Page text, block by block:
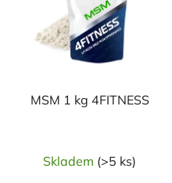
MSM 1 kg 4FITNESS
Skladem (>5 ks)